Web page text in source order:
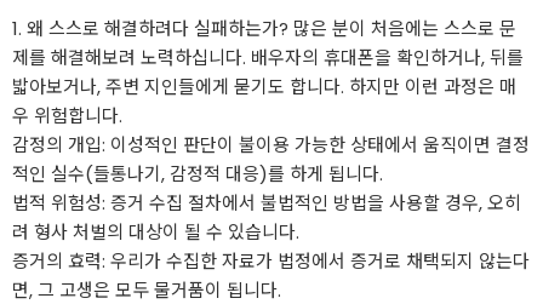
​1. 왜 스스로 해결하려다 실패하는가? ​많은 분이 처음에는 스스로 문
제를 해결해보려 노력하십니다. 배우자의 휴대폰을 확인하거나, 뒤를
밟아보거나, 주변 지인들에게 묻기도 합니다. 하지만 이런 과정은 매
우 위험합니다.
​감정의 개입: 이성적인 판단이 불이용 가능한 상태에서 움직이면 결정
적인 실수(들통나기, 감정적 대응)를 하게 됩니다.
​법적 위험성: 증거 수집 절차에서 불법적인 방법을 사용할 경우, 오히
려 형사 처벌의 대상이 될 수 있습니다.
​증거의 효력: 우리가 수집한 자료가 법정에서 증거로 채택되지 않는다
면, 그 고생은 모두 물거품이 됩니다.